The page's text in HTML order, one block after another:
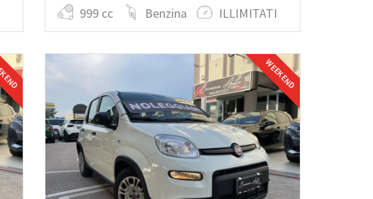
999 cc Benzina ILLIMITATI
END WEEK END